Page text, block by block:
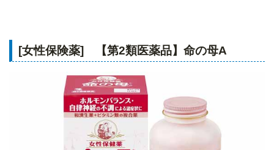
[女性保険薬] 【第2類医薬品】命の母A